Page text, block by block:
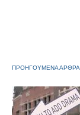
ΠΡΟΗΓΟΥΜΕΝΑ ΑΡΘΡΑ